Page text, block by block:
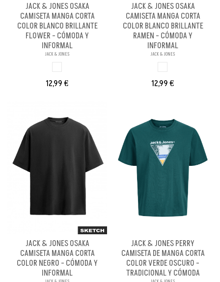
JACK & JONES OSAKA
CAMISETA MANGA CORTA
COLOR BLANCO BRILLANTE
FLOWER - CÓMODA Y
INFORMAL
JACK & JONES
12,99 €
JACK & JONES OSAKA
CAMISETA MANGA CORTA
COLOR BLANCO BRILLANTE
RAMEN - CÓMODA Y
INFORMAL
JACK & JONES
12,99 €
JACK & JONES OSAKA
CAMISETA MANGA CORTA
COLOR NEGRO - CÓMODA Y
INFORMAL
JACK & JONES PERRY
CAMISETA DE MANGA CORTA
COLOR VERDE OSCURO -
TRADICIONAL Y CÓMODA